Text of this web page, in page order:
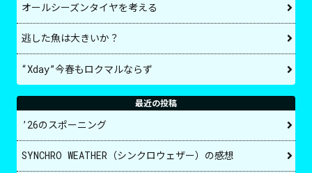
オールシーズンタイヤを考える
逃した魚は大きいか？
“Xday”今春もロクマルならず
最近の投稿
’26のスポーニング
SYNCHRO WEATHER（シンクロウェザー）の感想